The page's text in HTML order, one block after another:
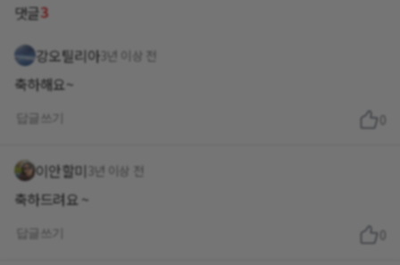
댓글3
강오틸리아 3년 이상 전
축하해요~
이안할미 3년 이상 전
축하드려요 ~